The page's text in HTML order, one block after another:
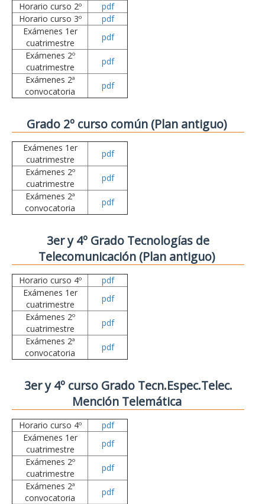
Horario curso 2º
pdf
Horario curso 3º
pdf
Exámenes 1er
cuatrimestre
pdf
Exámenes 2º
cuatrimestre
pdf
Exámenes 2ª
convocatoria
pdf
Grado 2º curso común (Plan antiguo)
Exámenes 1er
cuatrimestre
pdf
Exámenes 2º
cuatrimestre
pdf
Exámenes 2ª
convocatoria
pdf
3er y 4º Grado Tecnologías de
Telecomunicación (Plan antiguo)
Horario curso 4º
pdf
Exámenes 1er
cuatrimestre
pdf
Exámenes 2º
cuatrimestre
pdf
Exámenes 2ª
convocatoria
pdf
3er y 4º curso Grado Tecn.Espec.Telec.
Mención Telemática
Horario curso 4º
pdf
Exámenes 1er
cuatrimestre
pdf
Exámenes 2º
cuatrimestre
pdf
Exámenes 2ª
convocatoria
pdf